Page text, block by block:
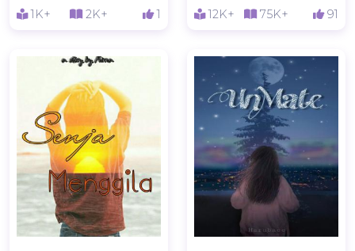
1K+
2K+ 1
12K+
75K+ 91